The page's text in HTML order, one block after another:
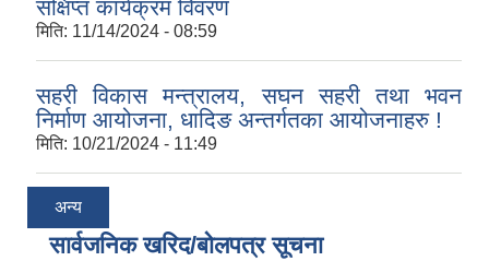
संक्षिप्त कार्यक्रम विवरण
मिति: 11/14/2024 - 08:59
सहरी विकास मन्त्रालय, सघन सहरी तथा भवन
निर्माण आयोजना, धादिङ अन्तर्गतका आयोजनाहरु !
मिति: 10/21/2024 - 11:49
अन्य
सार्वजनिक खरिद/बोलपत्र सूचना